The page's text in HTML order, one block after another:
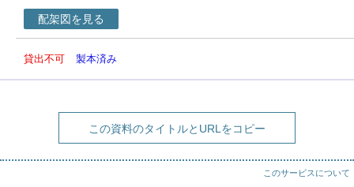
配架図を見る
貸出不可 製本済み
この資料のタイトルとURLをコピー
このサービスについて